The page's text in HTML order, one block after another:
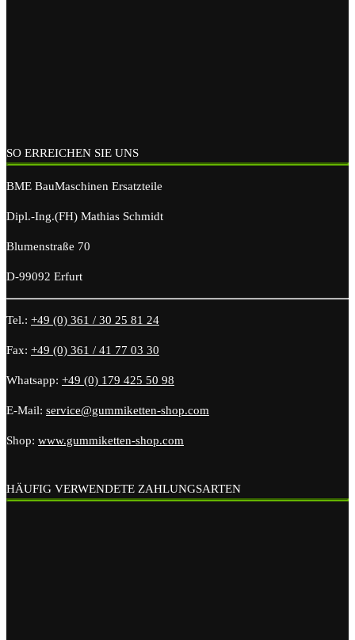
SO ERREICHEN SIE UNS
BME BauMaschinen Ersatzteile
Dipl.-Ing.(FH) Mathias Schmidt
Blumenstraße 70
D-99092 Erfurt
Tel.: +49 (0) 361 / 30 25 81 24
Fax: +49 (0) 361 / 41 77 03 30
Whatsapp: +49 (0) 179 425 50 98
E-Mail: service@gummiketten-shop.com
Shop: www.gummiketten-shop.com
HÄUFIG VERWENDETE ZAHLUNGSARTEN